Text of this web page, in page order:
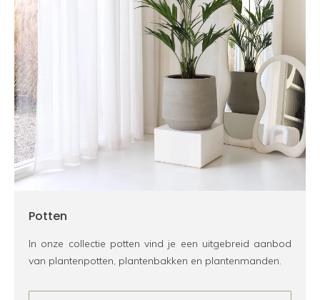
Potten
In onze collectie potten vind je een uitgebreid aanbod
van plantenpotten, plantenbakken en plantenmanden.